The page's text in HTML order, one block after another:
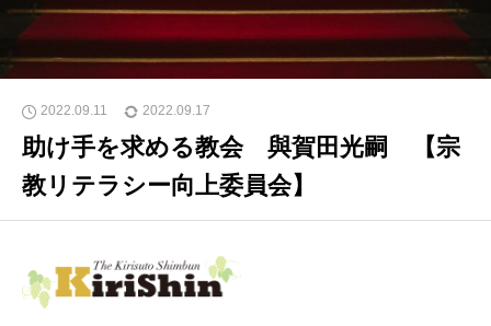
2022.09.11 2022.09.17
助け手を求める教会 與賀田光嗣 【宗
教リテラシー向上委員会】